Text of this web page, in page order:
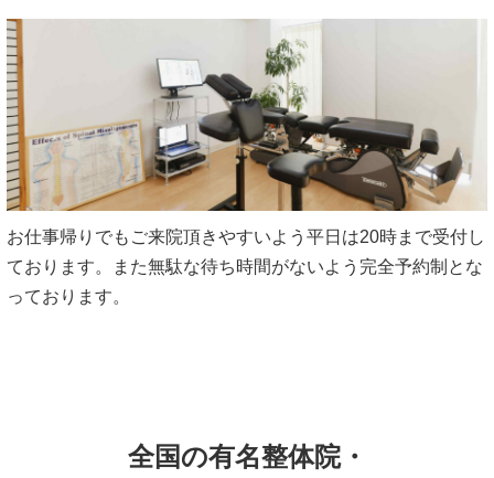
お仕事帰りでもご来院頂きやすいよう平日は20時まで受付し
ております。また無駄な待ち時間がないよう完全予約制とな
っております。
全国の有名整体院・